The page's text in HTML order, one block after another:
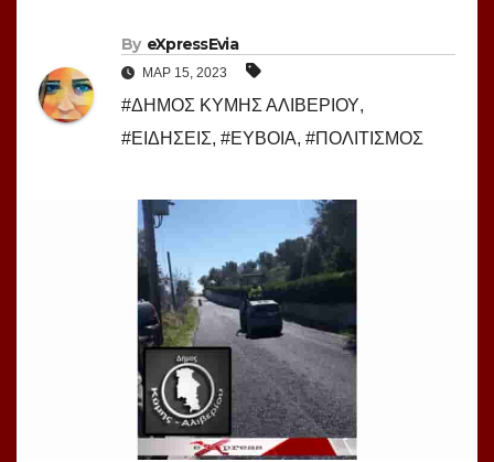
By eXpressEvia
ΜΑΡ 15, 2023
#ΔΗΜΟΣ ΚΥΜΗΣ ΑΛΙΒΕΡΙΟΥ,
#ΕΙΔΗΣΕΙΣ, #ΕΥΒΟΙΑ, #ΠΟΛΙΤΙΣΜΟΣ